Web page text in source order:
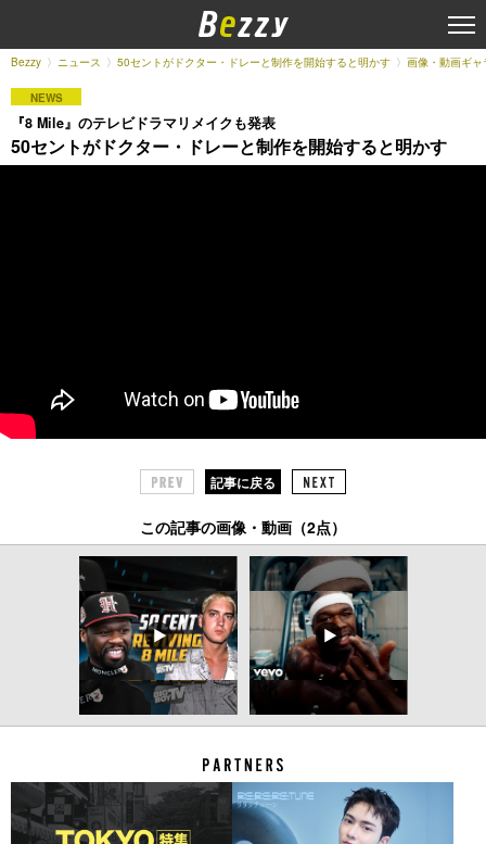
Bezzy ニュース 50セントがドクター・ドレーと制作を開始すると明かす 画像・動画ギャ
NEWS
『8 Mile』のテレビドラマリメイクも発表
50セントがドクター・ドレーと制作を開始すると明かす
記事に戻る
この記事の画像・動画（2点）